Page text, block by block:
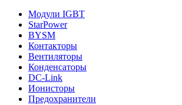
Модули IGBT
StarPower
BYSM
Контакторы
Вентиляторы
Конденсаторы
DC-Link
Ионисторы
Предохранители